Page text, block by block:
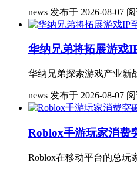
news 发布于 2026-08-07 阅
华纳兄弟将拓展游戏
华纳兄弟探索游戏产业新
news 发布于 2026-08-07 阅
Roblox手游玩家消费
Roblox在移动平台的总玩